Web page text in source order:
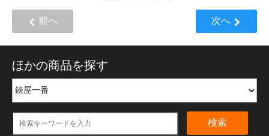
前へ 次へ
ほかの商品を探す
検索